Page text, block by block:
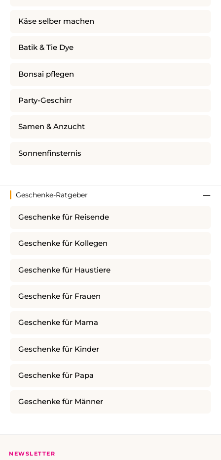
Käse selber machen
Batik & Tie Dye
Bonsai pflegen
Party-Geschirr
Samen & Anzucht
Sonnenfinsternis
Geschenke-Ratgeber
Geschenke für Reisende
Geschenke für Kollegen
Geschenke für Haustiere
Geschenke für Frauen
Geschenke für Mama
Geschenke für Kinder
Geschenke für Papa
Geschenke für Männer
NEWSLETTER